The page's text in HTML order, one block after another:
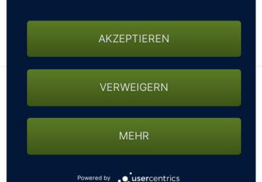
könnte es mit der gebuchten Startzeit schon mal
AKZEPTIEREN
VERWEIGERN
MEHR
Powered by